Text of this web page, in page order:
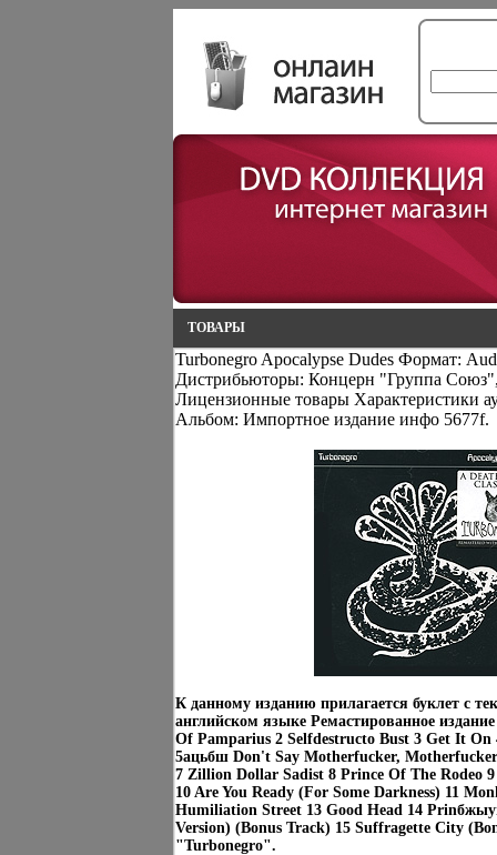
ТОВАРЫ
Turbonegro Apocalypse Dudes Формат:
Дистрибьюторы: Концерн "Группа
Лицензионные товары Характеристики
Альбом: Импортное издание инфо 5677f.
К данному изданию прилагается буклет с
английском языке Ремастированное
Of Pamparius 2 Selfdestructo Bust 3 Get It On
5ацьбш Don't Say Motherfucker,
7 Zillion Dollar Sadist 8 Prince Of The Rodeo
10 Are You Ready (For Some Darkness) 11
Humiliation Street 13 Good Head 14
Version) (Bonus Track) 15 Suffragette City
"Turbonegro".